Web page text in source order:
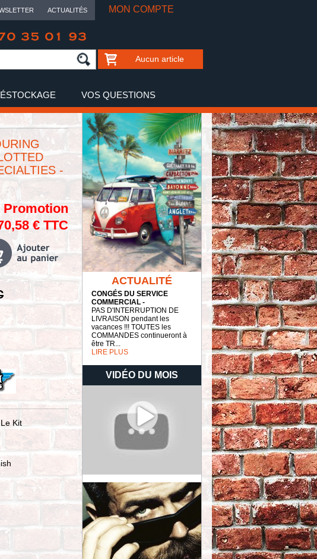
ACTUALITÉS MON COMPTE
35 01 93
Aucun article
VOS QUESTIONS
-
Promotion
€ TTC
Kit
ACTUALITÉ
CONGÉS DU SERVICE
COMMERCIAL -
PAS D'INTERRUPTION DE
LIVRAISON pendant les
vacances !!! TOUTES les
COMMANDES continueront à
être TR...
LIRE PLUS
VIDÉO DU MOIS